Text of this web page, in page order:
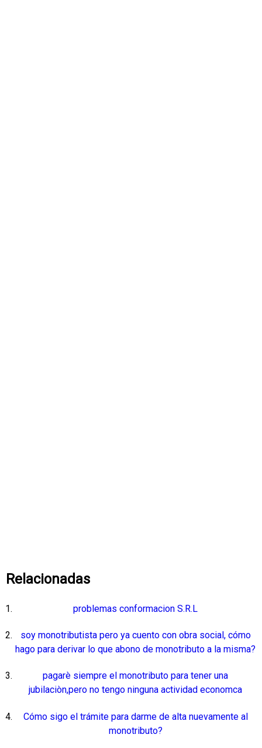
Relacionadas
problemas conformacion S.R.L
soy monotributista pero ya cuento con obra social, cómo
hago para derivar lo que abono de monotributo a la misma?
pagarè siempre el monotributo para tener una
jubilaciòn,pero no tengo ninguna actividad economca
Cómo sigo el trámite para darme de alta nuevamente al
monotributo?